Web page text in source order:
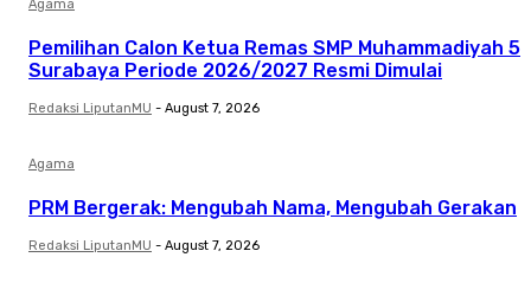
Agama
Pemilihan Calon Ketua Remas SMP Muhammadiyah 5
Surabaya Periode 2026/2027 Resmi Dimulai
Redaksi LiputanMU - August 7, 2026
Agama
PRM Bergerak: Mengubah Nama, Mengubah Gerakan
Redaksi LiputanMU - August 7, 2026